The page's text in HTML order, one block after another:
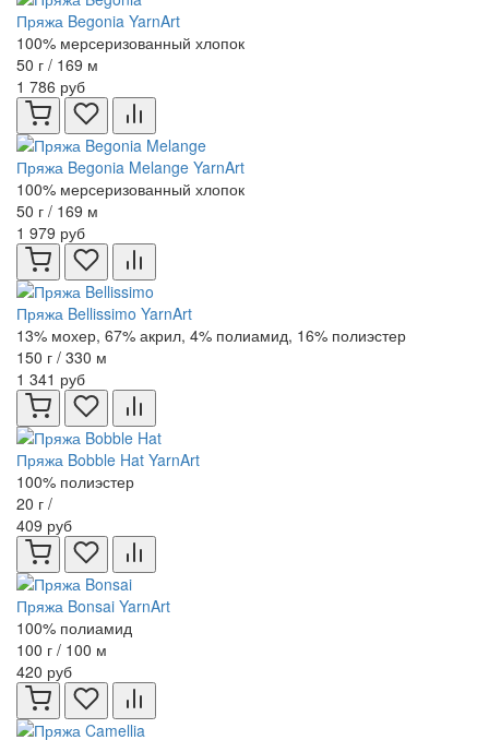
Пряжа Begonia YarnArt
100% мерсеризованный хлопок
50 г / 169 м
1 786 руб
Пряжа Begonia Melange YarnArt
100% мерсеризованный хлопок
50 г / 169 м
1 979 руб
Пряжа Bellissimo YarnArt
13% мохер, 67% акрил, 4% полиамид, 16% полиэстер
150 г / 330 м
1 341 руб
Пряжа Bobble Hat YarnArt
100% полиэстер
20 г /
409 руб
Пряжа Bonsai YarnArt
100% полиамид
100 г / 100 м
420 руб